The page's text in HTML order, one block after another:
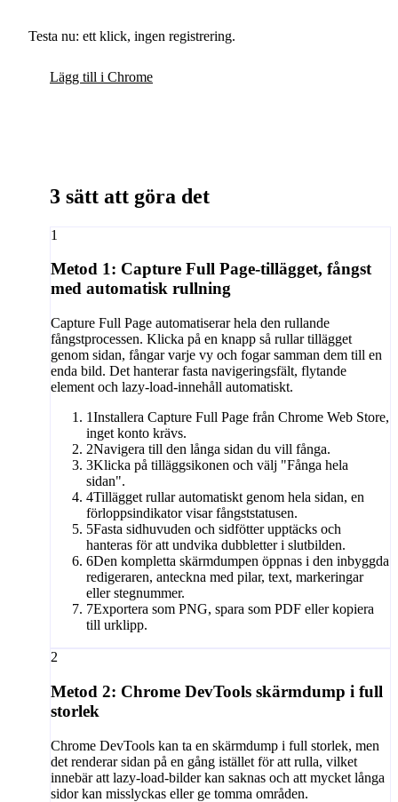
Testa nu: ett klick, ingen registrering.
Lägg till i Chrome
3 sätt att göra det
1
Metod 1: Capture Full Page-tillägget, fångst
med automatisk rullning
Capture Full Page automatiserar hela den rullande
fångstprocessen. Klicka på en knapp så rullar tillägget
genom sidan, fångar varje vy och fogar samman dem till en
enda bild. Det hanterar fasta navigeringsfält, flytande
element och lazy-load-innehåll automatiskt.
1Installera Capture Full Page från Chrome Web Store,
inget konto krävs.
2Navigera till den långa sidan du vill fånga.
3Klicka på tilläggsikonen och välj "Fånga hela
sidan".
4Tillägget rullar automatiskt genom hela sidan, en
förloppsindikator visar fångststatusen.
5Fasta sidhuvuden och sidfötter upptäcks och
hanteras för att undvika dubbletter i slutbilden.
6Den kompletta skärmdumpen öppnas i den inbyggda
redigeraren, anteckna med pilar, text, markeringar
eller stegnummer.
7Exportera som PNG, spara som PDF eller kopiera
till urklipp.
2
Metod 2: Chrome DevTools skärmdump i full
storlek
Chrome DevTools kan ta en skärmdump i full storlek, men
det renderar sidan på en gång istället för att rulla, vilket
innebär att lazy-load-bilder kan saknas och att mycket långa
sidor kan misslyckas eller ge tomma områden.